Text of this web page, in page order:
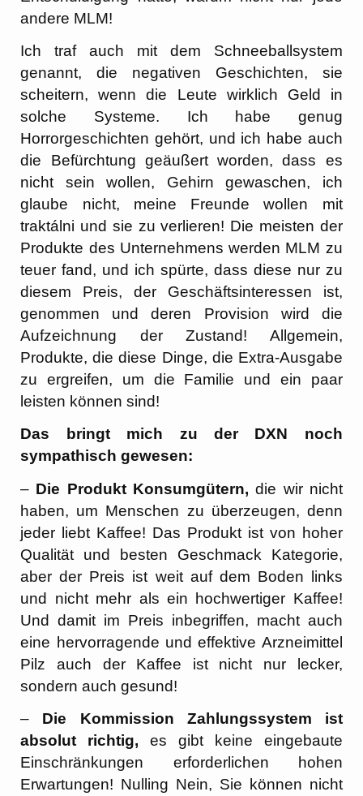
andere MLM!
Ich traf auch mit dem Schneeballsystem
genannt, die negativen Geschichten, sie
scheitern, wenn die Leute wirklich Geld in
solche Systeme. Ich habe genug
Horrorgeschichten gehört, und ich habe auch
die Befürchtung geäußert worden, dass es
nicht sein wollen, Gehirn gewaschen, ich
glaube nicht, meine Freunde wollen mit
traktálni und sie zu verlieren! Die meisten der
Produkte des Unternehmens werden MLM zu
teuer fand, und ich spürte, dass diese nur zu
diesem Preis, der Geschäftsinteressen ist,
genommen und deren Provision wird die
Aufzeichnung der Zustand! Allgemein,
Produkte, die diese Dinge, die Extra-Ausgabe
zu ergreifen, um die Familie und ein paar
leisten können sind!
Das bringt mich zu der DXN noch
sympathisch gewesen:
– Die Produkt Konsumgütern,die wir nicht
haben, um Menschen zu überzeugen, denn
jeder liebt Kaffee! Das Produkt ist von hoher
Qualität und besten Geschmack Kategorie,
aber der Preis ist weit auf dem Boden links
und nicht mehr als ein hochwertiger Kaffee!
Und damit im Preis inbegriffen, macht auch
eine hervorragende und effektive Arzneimittel
Pilz auch der Kaffee ist nicht nur lecker,
sondern auch gesund!
– Die Kommission Zahlungssystem ist
absolut richtig, es gibt keine eingebaute
Einschränkungen erforderlichen hohen
Erwartungen! Nulling Nein, Sie können nicht